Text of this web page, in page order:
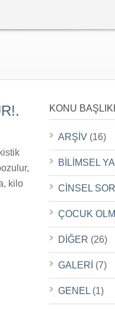
kilo
KONU
ARŞİV (16)
BİLİMSEL
CİNSEL
ÇOCUK
DİĞER (26)
GALERİ (7)
GENEL (1)